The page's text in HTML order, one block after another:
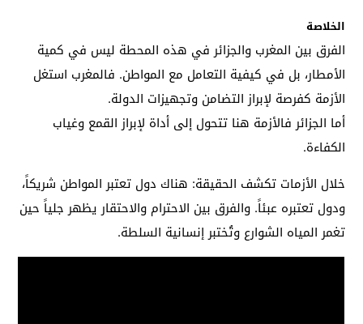
الخلاصة
الفرق بين المغرب والجزائر في هذه المحطة ليس في كمية
الأمطار، بل في كيفية التعامل مع المواطن. فالمغرب استغل
الأزمة كفرصة لإبراز التضامن وتجهيزات الدولة.
أما الجزائر فالأزمة هنا تتحول إلى أداة لإبراز القمع وغياب
الكفاءة.
خلال الأزمات تكشف الحقيقة: هناك دول تعتبر المواطن شريكاً،
ودول تعتبره عبئاً. والفرق بين الاحترام والاحتقار يظهر جلياً حين
تغمر المياه الشوارع وتُختبر إنسانية السلطة.